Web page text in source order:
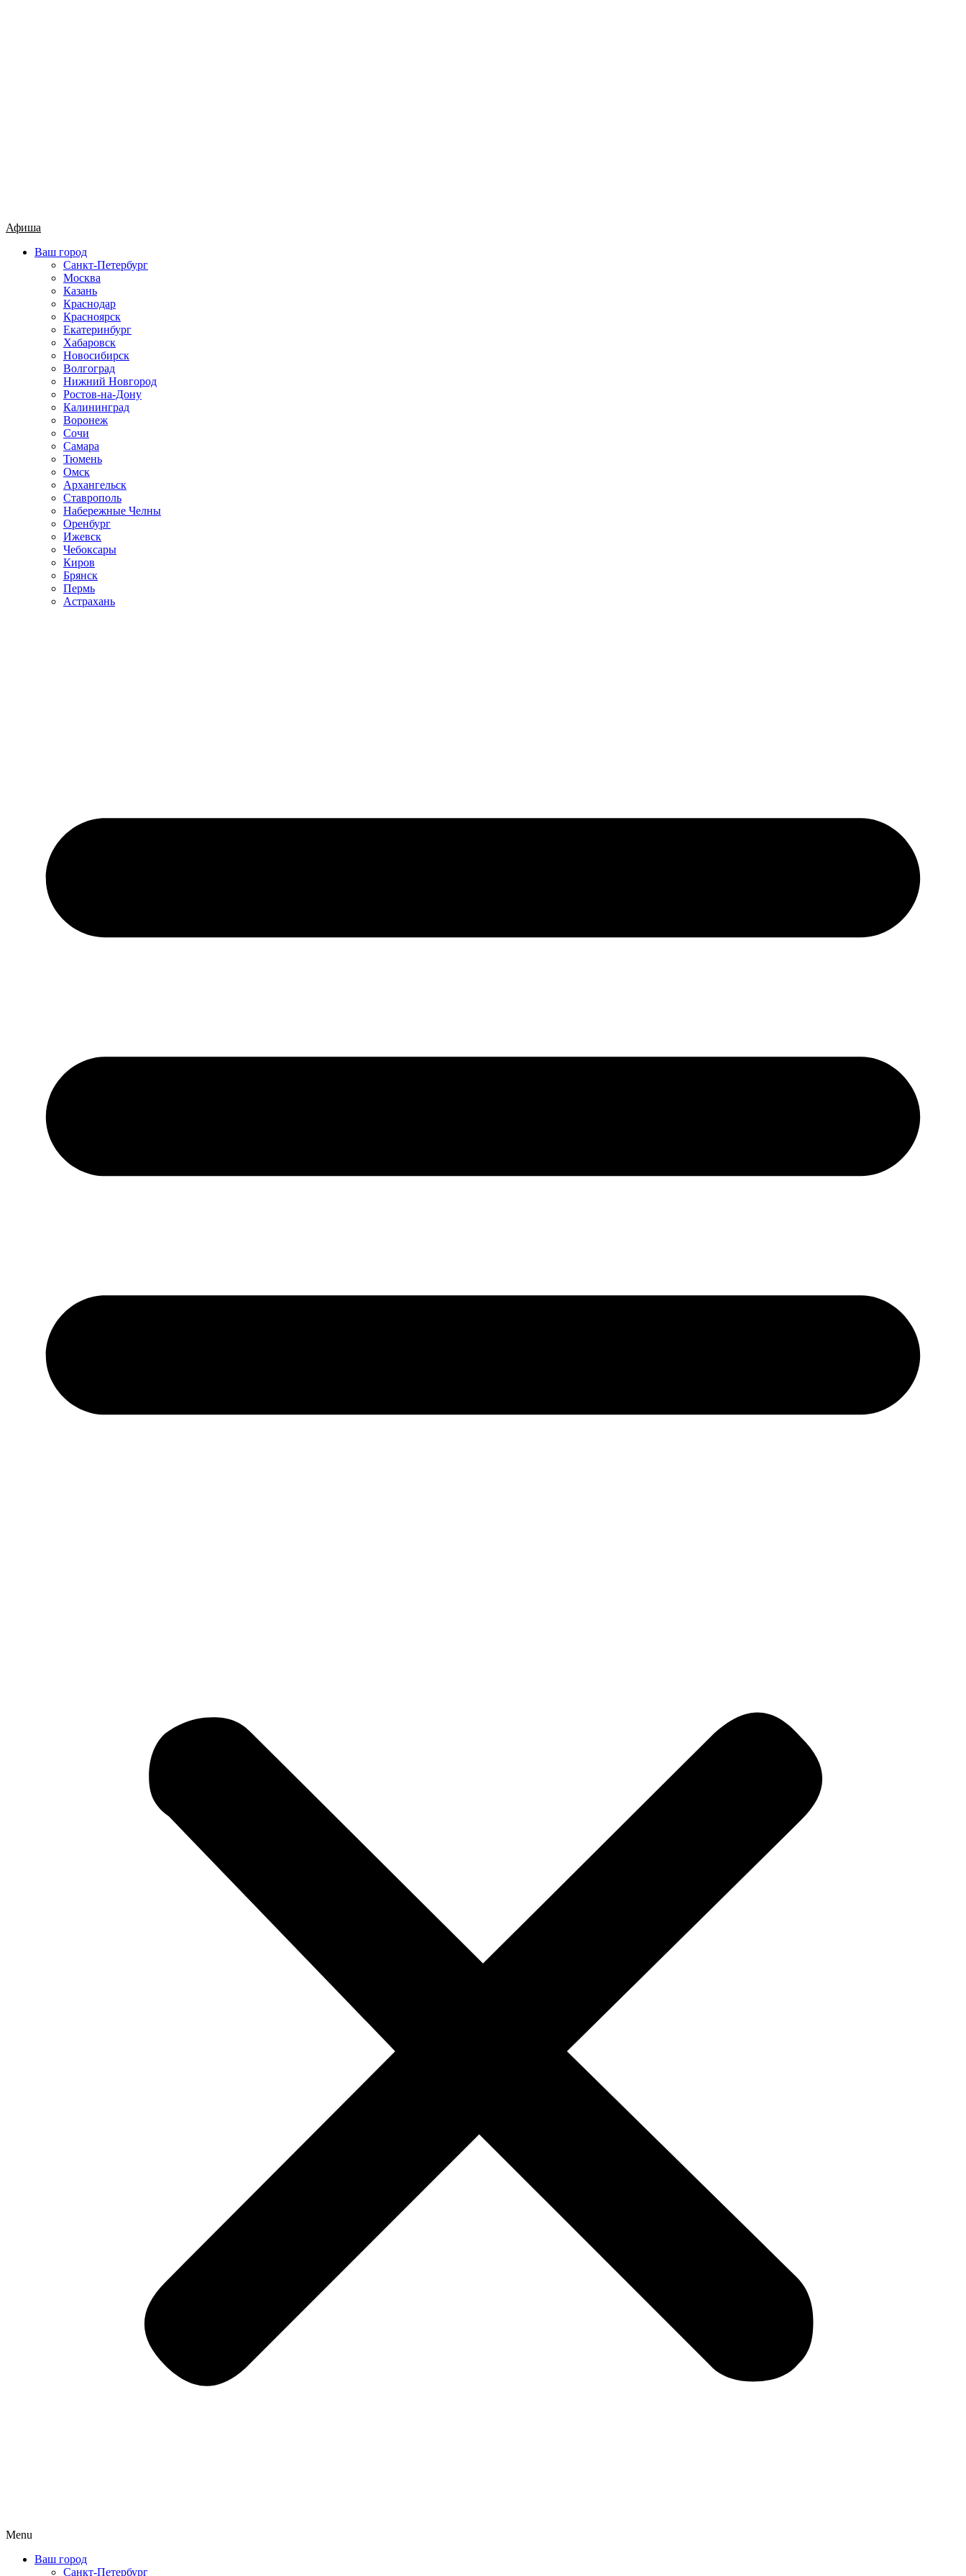
Афиша
Ваш город
Санкт-Петербург
Москва
Казань
Краснодар
Красноярск
Екатеринбург
Хабаровск
Новосибирск
Волгоград
Нижний Новгород
Ростов-на-Дону
Калининград
Воронеж
Сочи
Самара
Тюмень
Омск
Архангельск
Ставрополь
Набережные Челны
Оренбург
Ижевск
Чебоксары
Киров
Брянск
Пермь
Астрахань
Menu
Ваш город
Санкт-Петербург